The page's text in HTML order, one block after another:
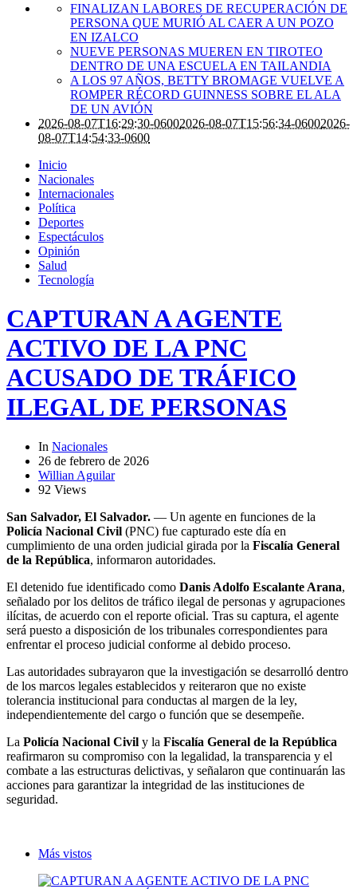
FINALIZAN LABORES DE RECUPERACIÓN DE
PERSONA QUE MURIÓ AL CAER A UN POZO
EN IZALCO
NUEVE PERSONAS MUEREN EN TIROTEO
DENTRO DE UNA ESCUELA EN TAILANDIA
A LOS 97 AÑOS, BETTY BROMAGE VUELVE A
ROMPER RÉCORD GUINNESS SOBRE EL ALA
DE UN AVIÓN
2026-08-07T16:29:30-06002026-08-07T15:56:34-06002026-
08-07T14:54:33-0600
Inicio
Nacionales
Internacionales
Política
Deportes
Espectáculos
Opinión
Salud
Tecnología
CAPTURAN A AGENTE
ACTIVO DE LA PNC
ACUSADO DE TRÁFICO
ILEGAL DE PERSONAS
In Nacionales
26 de febrero de 2026
Willian Aguilar
92 Views
San Salvador, El Salvador. — Un agente en funciones de la
Policía Nacional Civil (PNC) fue capturado este día en
cumplimiento de una orden judicial girada por la Fiscalía General
de la República, informaron autoridades.
El detenido fue identificado como Danis Adolfo Escalante Arana,
señalado por los delitos de tráfico ilegal de personas y agrupaciones
ilícitas, de acuerdo con el reporte oficial. Tras su captura, el agente
será puesto a disposición de los tribunales correspondientes para
enfrentar el proceso judicial conforme al debido proceso.
Las autoridades subrayaron que la investigación se desarrolló dentro
de los marcos legales establecidos y reiteraron que no existe
tolerancia institucional para conductas al margen de la ley,
independientemente del cargo o función que se desempeñe.
La Policía Nacional Civil y la Fiscalía General de la República
reafirmaron su compromiso con la legalidad, la transparencia y el
combate a las estructuras delictivas, y señalaron que continuarán las
acciones para garantizar la integridad de las instituciones de
seguridad.
Más vistos